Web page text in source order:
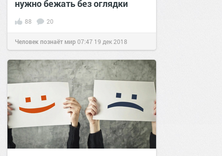
нужно бежать без оглядки
88 20
Человек познаёт мир07:47 19 дек 2018